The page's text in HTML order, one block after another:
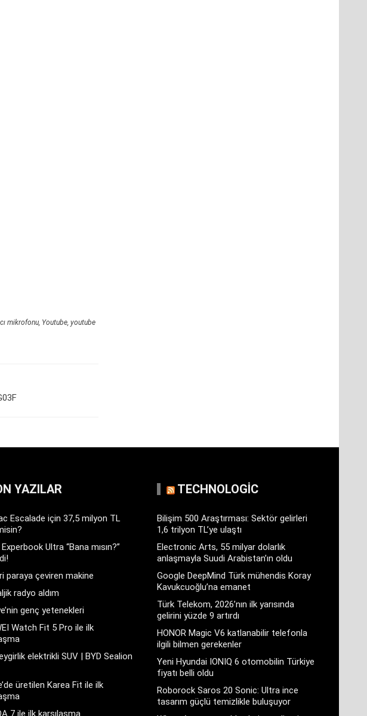
mikrofonu, Youtube, youtube
YAZILAR
Escalade için 37,5 milyon TL
Ultra “Bana mısın?”
paraya çeviren makine
radyo aldım
genç yetenekleri
Watch Fit 5 Pro ile ilk
elektrikli SUV | BYD Sealion
üretilen Karea Fit ile ilk
7 ile ilk karşılaşma
TECHNOLOGIC
Bilişim 500 Araştırması: Sektör gelirleri
1,6 trilyon TL’ye ulaştı
Electronic Arts, 55 milyar dolarlık
anlaşmayla Suudi Arabistan’ın oldu
Google DeepMind Türk mühendis Koray
Kavukcuoğlu’na emanet
Türk Telekom, 2026’nın ilk yarısında
gelirini yüzde 9 artırdı
HONOR Magic V6 katlanabilir telefonla
ilgili bilmen gerekenler
Yeni Hyundai IONIQ 6 otomobilin Türkiye
fiyatı belli oldu
Roborock Saros 20 Sonic: Ultra ince
tasarım güçlü temizlikle buluşuyor